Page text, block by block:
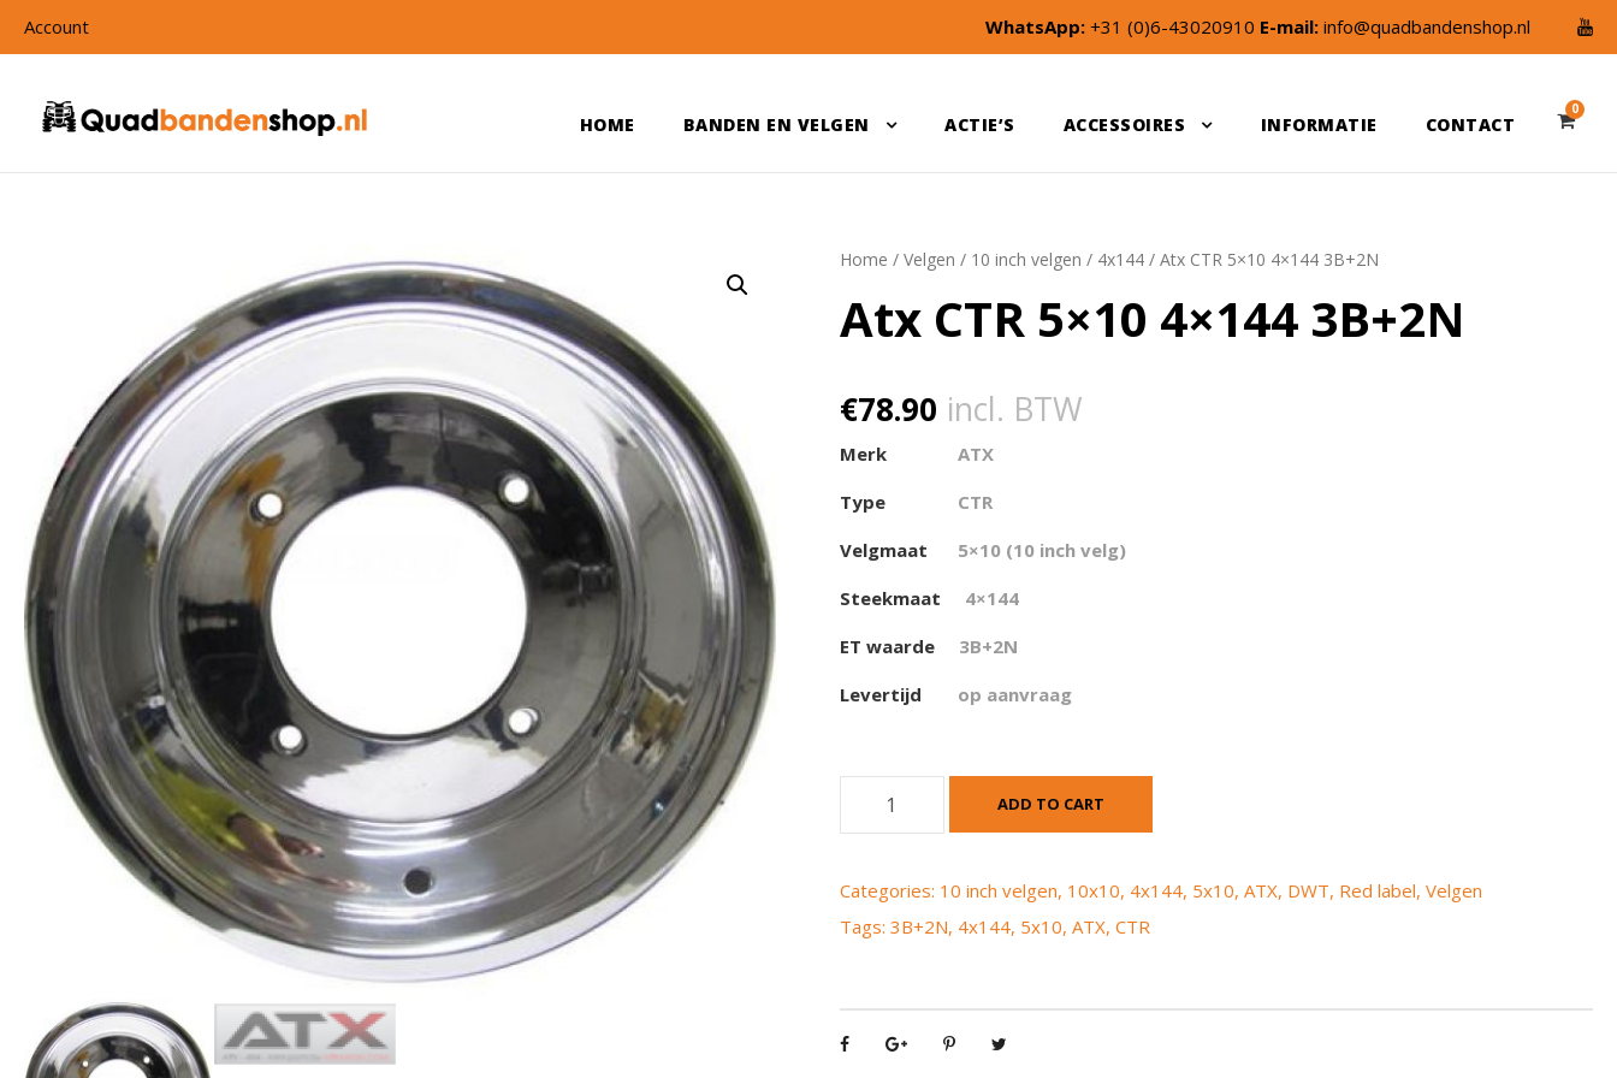
Account WhatsApp: +31 (0)6-43020910 E-mail: info@quadbandenshop.nl
HOME BANDEN EN VELGEN ACTIE’S ACCESSOIRES INFORMATIE CONTACT
0
Home /Velgen / 10 inch velgen / 4x144 / Atx CTR 5×10 4×144 3B+2N
Atx CTR 5×10 4×144 3B+2N
€78.90 incl. BTW
Merk
ATX
Type
CTR
Velgmaat
5×10 (10 inch velg)
Steekmaat
4×144
ET waarde
3B+2N
Levertijd
op aanvraag
C
R
1
ADD TO CART
Categories: 10 inch velgen, 10x10, 4x144, 5x10,ATX, DWT, Red label,Velgen
Tags:3B+2N, 4x144, 5x10,ATX,CTR